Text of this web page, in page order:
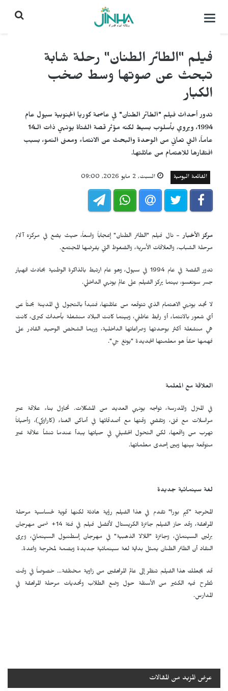
التحكم
فيلم "الطائر الطنان" رحلة شابة
تبحث عن صوتها وسط صخب
الكبار
تدور أحداث فيلم "الطائر الطنان" في عاصمة كوريا الجنوبية سيول عام
1994، ويروي بأسلوب بسيط لكنه مؤثر قصة الفتاة يونهي ذات الـ14
عاماً، التي تعاني من الوحدة والبحث عن الانتماء ومعنى النمو، بسبب
افتقارها للاهتمام من عائلتها.
القائمة اليومية السبت, 2 مايو 2026, 09:00
مركز الأخبار- نال فيلم "الطائر الطنان" إعجاباً واسعاً، حيث يضع في مركزه آلام
مرحلة الشباب، والعلاقات الأسرية، والضغوط التي يفرضها المجتمع.
تدور القصة في عام 1994 في سيول، وهو عام ارتبط بالذاكرة الوطنية بحادث انهيار
جسر سونغسو، بينما يركز الفيلم على عالم يونهي الداخلي.
لا تجد يونهي الاهتمام الذي تتوقعه من عائلتها، فتبدأ بالتجول في المدينة بحثاً عن
أي شعور بالانتماء أو رابط عاطفي، وبينما كانت البلاد منشغلة بأحداث كبرى، كانت
هي منشغلة أكثر بوحدتها وصراعاتها الداخلية، وربما الشخص الوحيد القادر على
فهمها حقاً هو معلمتها الجديدة "يونغ جي".
العلاقة مع المعلمة
في المنزل والمدرسة، تواجه يونهي العديد من المشكلات. تحاول بناء علاقة عبر
مراسلات مع فتى، وتقضي وقتها مع أصدقائها في أماكن الغناء (كاراوكي)، وأحياناً
تهرب من واقعها، لكن التحول الحقيقي في حياتها يبدأ عندما تنشأ علاقة غير
متوقعة بينها وبين إحدى معلماتها.
لغة سينمائية جديدة
المخرجة "كيم بورا" تقدم في هذا الفيلم رؤية هادئة لكنها قوية لحساسية مرحلة
المراهقة، وقد حاز الفيلم جائزة الكريستال لأفضل فيلم في فئة 14+ ضمن مهرجان
برلين السينمائي، وجائزة "اللالا الذهبية" في مهرجان إسطنبول السينمائي، ويرى
النقاد أن الطائر الطنان يمثل بداية لغة سينمائية جديدة وبصمة لمخرجة واعدة.
قد يجعلك هذا الفيلم تنظر إلى عالم المراهقين من زاوية مختلفة… خصوصاً في وقت
تُطرح فيه الكثير من الأسئلة حول وضع الطلاب وتحديات مرحلة المراهقة في
المدارس.
عرض المزيد من المقالات